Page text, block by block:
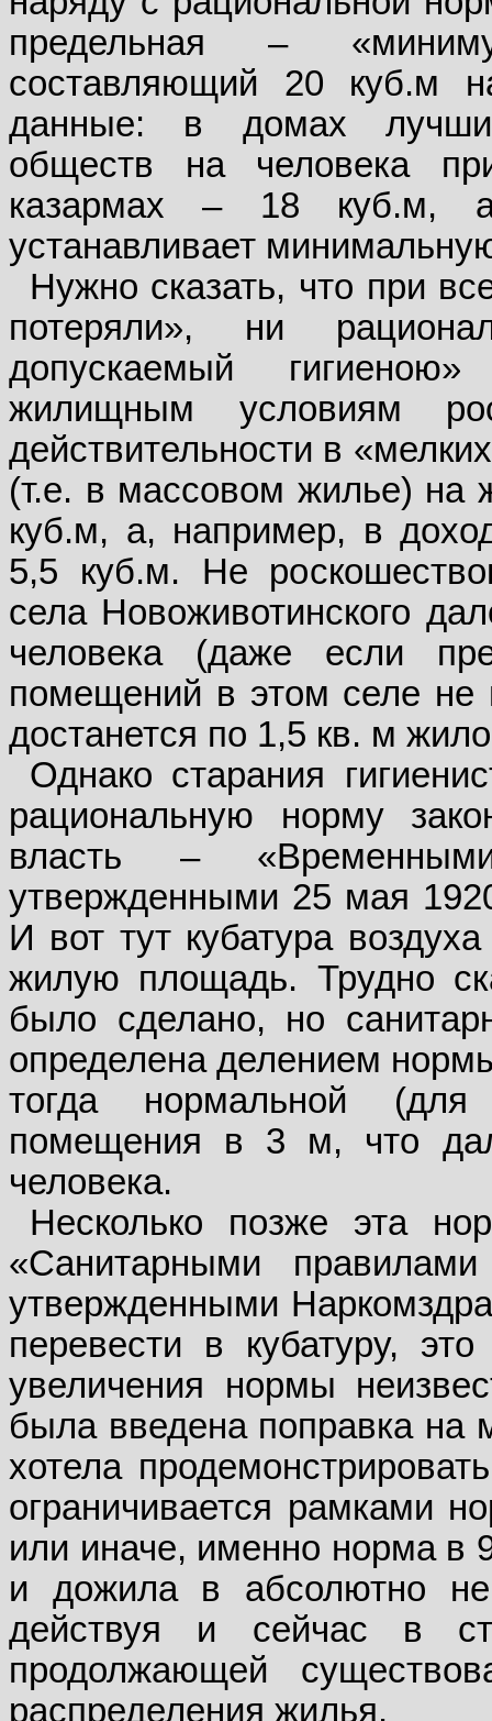
предельная –
составляющий 20 куб.м
данные: в домах
обществ на человека
казармах – 18 куб.м,
устанавливает
Нужно сказать, что при
потеряли», ни
допускаемый
жилищным условиям
действительности в
(т.е. в массовом жилье) на
куб.м, а, например, в
5,5 куб.м. Не
села Новоживотинского
человека (даже если
помещений в этом селе
достанется по 1,5 кв. м
Однако старания
рациональную норму
власть –
утвержденными 25 мая
И вот тут кубатура
жилую площадь. Трудно
было сделано, но
определена делением
тогда нормальной (для
помещения в 3 м, что
человека.
Несколько позже эта
«Санитарными
утвержденными
перевести в кубатуру,
увеличения нормы
была введена поправка на
хотела
ограничивается рамками
или иначе, именно норма в
и дожила в абсолютно
действуя и сейчас в
продолжающей
распределения жилья.